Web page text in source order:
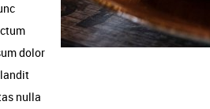
dolor
nulla